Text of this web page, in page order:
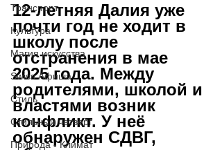
Транспорт
Культура
Магия искусства
Swiss Афиша
Стиль
Стильный четверг
Природа - Климат
12-летняя Далия уже
почти год не ходит в
школу после
отстранения в мае
2025 года. Между
родителями, школой и
властями возник
конфликт. У неё
обнаружен СДВГ,